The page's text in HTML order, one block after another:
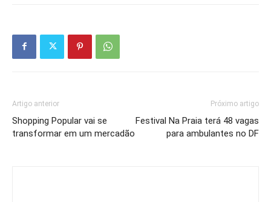
Artigo anterior
Shopping Popular vai se
transformar em um mercadão
Próximo artigo
Festival Na Praia terá 48 vagas
para ambulantes no DF